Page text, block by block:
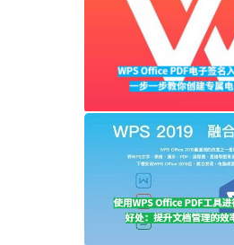
WPS Office PDF电子签名
一步教你创建专属电子签名